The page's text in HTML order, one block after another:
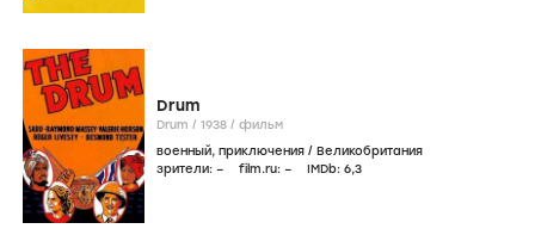
Drum
Drum / 1938 / фильм
военный, приключения / Великобритания
зрители: – film.ru: – IMDb: 6,3